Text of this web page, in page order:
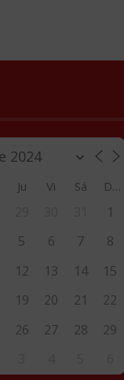
Ju Vi Sá Do
1
5 6 7
8
12 13 14
15
19 20 21
22
26 27 28
29